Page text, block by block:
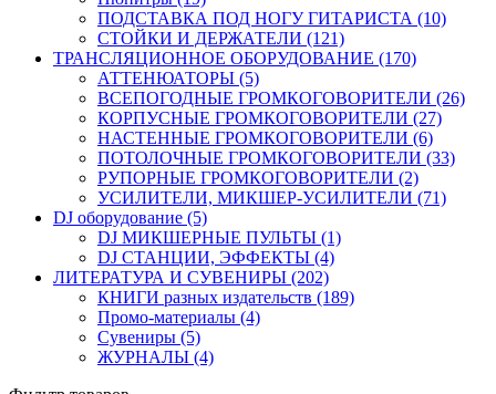
ПОДСТАВКА ПОД НОГУ ГИТАРИСТА (10)
СТОЙКИ И ДЕРЖАТЕЛИ (121)
ТРАНСЛЯЦИОННОЕ ОБОРУДОВАНИЕ (170)
АТТЕНЮАТОРЫ (5)
ВСЕПОГОДНЫЕ ГРОМКОГОВОРИТЕЛИ (26)
КОРПУСНЫЕ ГРОМКОГОВОРИТЕЛИ (27)
НАСТЕННЫЕ ГРОМКОГОВОРИТЕЛИ (6)
ПОТОЛОЧНЫЕ ГРОМКОГОВОРИТЕЛИ (33)
РУПОРНЫЕ ГРОМКОГОВОРИТЕЛИ (2)
УСИЛИТЕЛИ, МИКШЕР-УСИЛИТЕЛИ (71)
DJ оборудование (5)
DJ МИКШЕРНЫЕ ПУЛЬТЫ (1)
DJ СТАНЦИИ, ЭФФЕКТЫ (4)
ЛИТЕРАТУРА И СУВЕНИРЫ (202)
КНИГИ разных издательств (189)
Промо-материалы (4)
Сувениры (5)
ЖУРНАЛЫ (4)